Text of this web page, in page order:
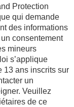
Protection
qui demande
des informations
consentement
mineurs
s’applique
13 ans inscrits sur
un
Veuillez
de ce